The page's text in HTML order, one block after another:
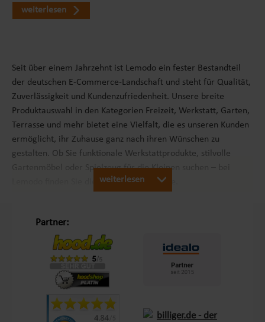
weiterlesen
Seit über einem Jahrzehnt ist Lemodo ein fester Bestandteil
der deutschen E-Commerce-Landschaft und steht für Qualität,
Zuverlässigkeit und Kundenzufriedenheit. Unsere breite
Produktauswahl in den Kategorien Freizeit, Werkstatt, Garten,
Terrasse und mehr bietet eine Vielfalt, die es unseren Kunden
ermöglicht, ihr Zuhause ganz nach ihren Wünschen zu
gestalten. Ob Sie funktionale Werkstattprodukte, stilvolle
Gartenmöbel oder Spielzeug für die Kleinen suchen – bei
Lemodo finden Sie die passenden Produkte.
Mit dem Leitsatz „Schöner Leben in Haus und Garten“ ist es
unser Ziel, das Einkaufserlebnis unserer Kunden in Europa so
angenehm wie möglich zu gestalten. Durch unsere
EigenmarkenLemodo
genau auf die Bedürfnisse unserer Kunden abgestimmt sind.
Diese Marken stehen für Qualität und Funktionalität und
weiterlesen
Partner: